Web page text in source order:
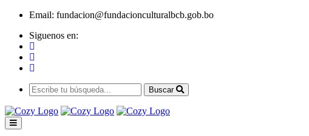
Email: fundacion@fundacionculturalbcb.gob.bo
Siguenos en:
Buscar